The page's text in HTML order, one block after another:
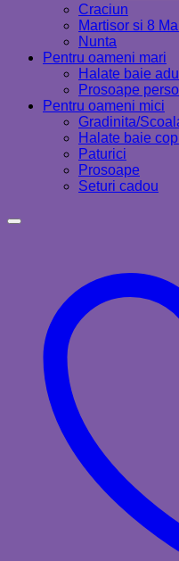
Craciun
Martisor si 8
Nunta
Pentru oameni mari
Halate baie
Prosoape
Pentru oameni mici
Gradinita/
Halate baie
Paturici
Prosoape
Seturi cadou